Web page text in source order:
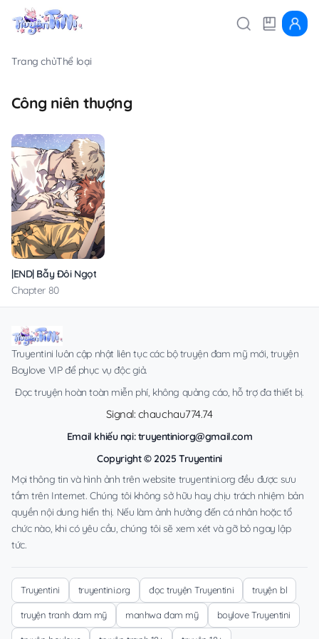
Trang chủThể loại
Công niên thuợng
|END| Bẫy Đôi Ngọt Ngào
Chapter 80
Truyentini luôn cập nhật liên tục các bộ truyện đam mỹ mới, truyện
Boylove VIP để phục vụ độc giả.
Đọc truyện hoàn toàn miễn phí, không quảng cáo, hỗ trợ đa thiết bị.
Signal: chauchau774.74
Email khiếu nại:truyentiniorg@gmail.com
Copyright © 2025 Truyentini
Mọi thông tin và hình ảnh trên website truyentini.org đều được sưu
tầm trên Internet. Chúng tôi không sở hữu hay chịu trách nhiệm bản
quyền nội dung hiển thị. Nếu làm ảnh hưởng đến cá nhân hoặc tổ
chức nào, khi có yêu cầu, chúng tôi sẽ xem xét và gỡ bỏ ngay lập
tức.
Truyentini truyentini.org đọc truyện Truyentini truyện bl
truyện tranh đam mỹ manhwa đam mỹ boylove Truyentini